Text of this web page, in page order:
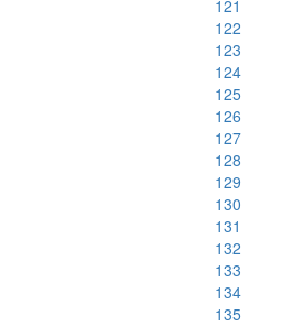
121
122
123
124
125
126
127
128
129
130
131
132
133
134
135